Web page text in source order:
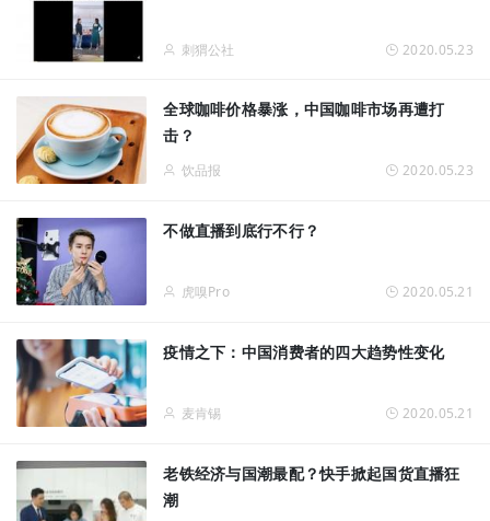
刺猬公社 2020.05.23
全球咖啡价格暴涨，中国咖啡市场再遭打
击？
饮品报 2020.05.23
不做直播到底行不行？
虎嗅Pro 2020.05.21
疫情之下：中国消费者的四大趋势性变化
麦肯锡 2020.05.21
老铁经济与国潮最配？快手掀起国货直播狂
潮